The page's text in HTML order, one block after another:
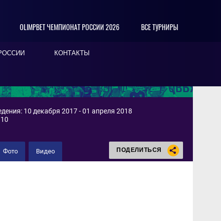
OLIMPBET ЧЕМПИОНАТ РОССИИ 2026 ВСЕ ТУРНИРЫ
КОНТАКТЫ
10 декабря 2017 - 01 апреля 2018
Фото Видео ПОДЕЛИТЬСЯ